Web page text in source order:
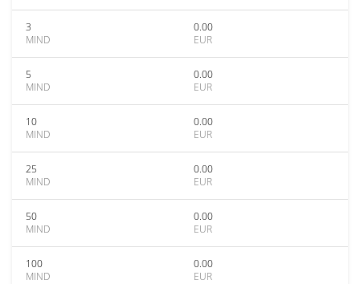
3
MIND
0.00
EUR
5
MIND
0.00
EUR
10
MIND
0.00
EUR
25
MIND
0.00
EUR
50
MIND
0.00
EUR
100
MIND
0.00
EUR